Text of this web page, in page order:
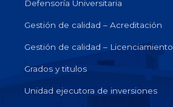
Defensoría Universitaria
Gestión de calidad – Acreditación
Gestión de calidad – Licenciamiento
Grados y titulos
Unidad ejecutora de inversiones